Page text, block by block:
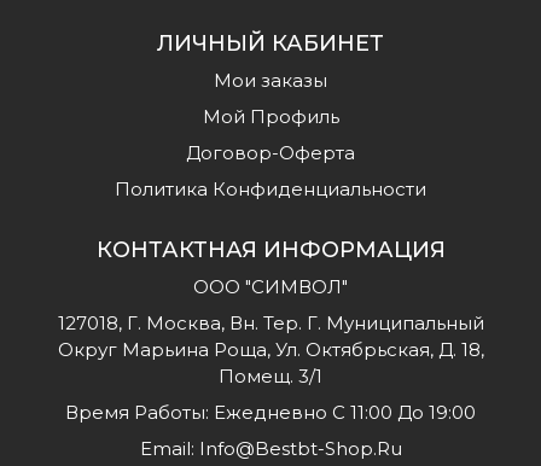
ЛИЧНЫЙ КАБИНЕТ
Мои заказы
Мой Профиль
Договор-Оферта
Политика Конфиденциальности
КОНТАКТНАЯ ИНФОРМАЦИЯ
ООО "СИМВОЛ"
127018, Г. Москва, Вн. Тер. Г. Муниципальный
Округ Марьина Роща, Ул. Октябрьская, Д. 18,
Помещ. 3/1
Время Работы: Ежедневно С 11:00 До 19:00
Email: Info@bestbt-Shop.ru